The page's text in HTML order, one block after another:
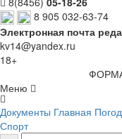
8 905 032-63-74
Электронная почта
kv14@yandex.ru
18+
Меню
Документы Главная
Спорт